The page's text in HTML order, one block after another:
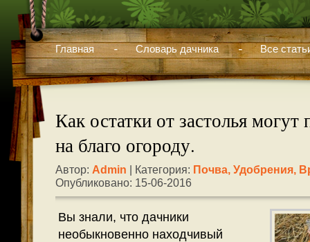
Главная Словарь дачника Все
Как остатки от застолья могут
на благо огороду.
Автор: Admin | Категория: Почва, Удобрения,
Опубликовано: 15-06-2016
Вы знали, что дачники
необыкновенно находчивый